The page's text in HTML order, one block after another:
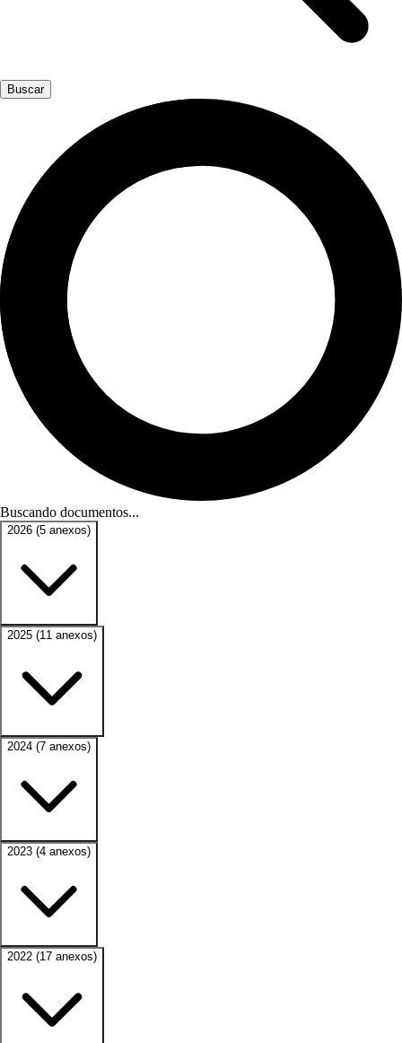
Buscar
Buscando documentos...
2026 (5 anexos)
2025 (11 anexos)
2024 (7 anexos)
2023 (4 anexos)
2022 (17 anexos)